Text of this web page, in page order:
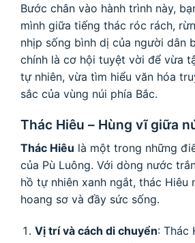
Bước chân vào hành trình này,
mình giữa tiếng thác róc rách,
nhịp sống bình dị của người dân
chính là cơ hội tuyệt vời để vừa
tự nhiên, vừa tìm hiểu văn hóa
sắc của vùng núi phía Bắc.
Thác Hiêu – Hùng vĩ giữa
Thác Hiêu là một trong những
của Pù Luông. Với dòng nước
hồ tự nhiên xanh ngắt, thác Hiêu
hoang sơ và đầy sức sống.
Vị trí và cách di chuyển: Thác